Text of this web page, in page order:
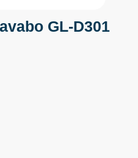
GL-D301